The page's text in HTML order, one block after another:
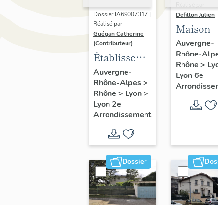
Dossier IA69007317 |
Réalisé par
Guégan Catherine
(Contributeur)
Établissement
de bains, dit
Grand
Hammam
lyonnais,
puis Hôtel
Claridge,
puis
université,
dite
Facultés
Auvergne-
Rhône-Alpes>
Rhône > Lyon>
Lyon 2e
Arrondissement
Defillon Julien
Maison
Auvergne-
Rhône-
Rhône >
Lyon 6e
Dossier